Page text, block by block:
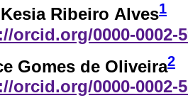
Ribeiro Alves1
orcid.org/0000-0002-
Gomes de Oliveira2
orcid.org/0000-0002-